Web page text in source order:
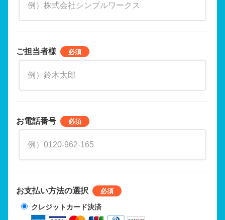
ご担当者様
お電話番号
お支払い方法の選択
クレジットカード決済